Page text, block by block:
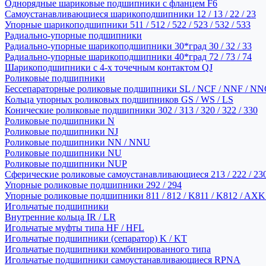
Однорядные шариковые подшипники с фланцем F6
Самоустанавливающиеся шарикоподшипники 12 / 13 / 22 / 23
Упорные шарикоподшипники 511 / 512 / 522 / 523 / 532 / 533
Радиально-упорные подшипники
Радиально-упорные шарикоподшипники 30*град 30 / 32 / 33
Радиально-упорные шарикоподшипники 40*град 72 / 73 / 74
Шарикоподшипники с 4-х точечным контактом QJ
Роликовые подшипники
Бессепараторные роликовые подшипники SL / NCF / NNF /
Кольца упорных роликовых подшипников GS / WS / LS
Конические роликовые подшипники 302 / 313 / 320 / 322 / 330
Роликовые подшипники N
Роликовые подшипники NJ
Роликовые подшипники NN / NNU
Роликовые подшипники NU
Роликовые подшипники NUP
Сферические роликовые самоустанавливающиеся 213 / 222 /
Упорные роликовые подшипники 292 / 294
Упорные роликовые подшипники 811 / 812 / K811 / K812 /
Игольчатые подшипники
Внутренние кольца IR / LR
Игольчатые муфты типа HF / HFL
Игольчатые подшипники (сепаратор) K / KT
Игольчатые подшипники комбинированного типа
Игольчатые подшипники самоустанавливающиеся RPNA